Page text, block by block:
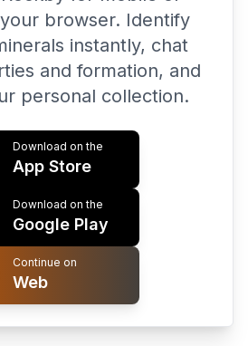
browser. Identify
instantly, chat
and formation, and
personal collection.
Download on the
App Store
Download on the
Google Play
Continue on
Web